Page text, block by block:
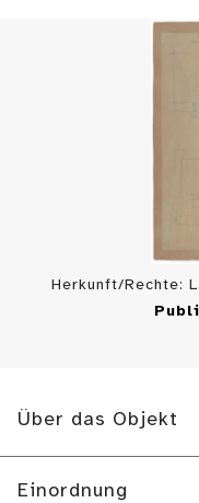
Herkunft/Rechte:
Über das Objekt
Einordnung